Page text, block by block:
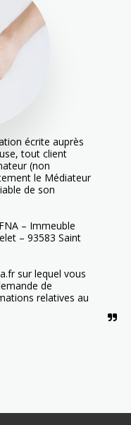
écrite auprès
tout client
(non
le Médiateur
de son
– Immeuble
– 93583 Saint
sur lequel vous
de
relatives au